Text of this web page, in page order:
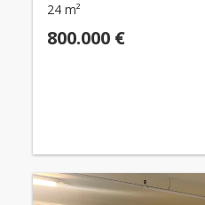
24 m²
800.000 €